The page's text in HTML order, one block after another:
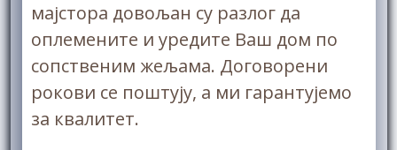
мајстора довољан су разлог да
оплемените и урeдите Ваш дом по
сопственим жељама. Договорени
рокови се поштују, а ми гарантујемо
за квалитет.